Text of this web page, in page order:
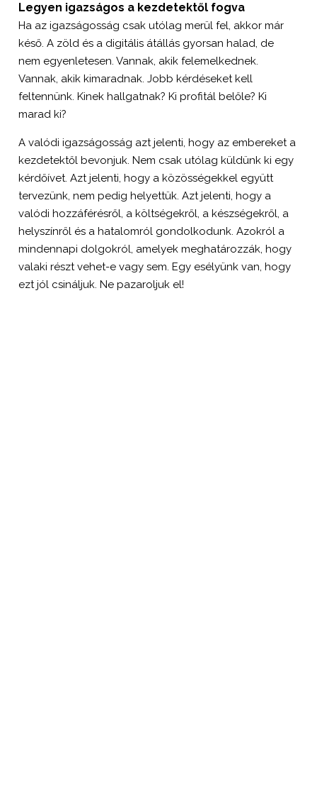
Legyen igazságos a kezdetektől fogva
Ha az igazságosság csak utólag merül fel, akkor már
késő. A zöld és a digitális átállás gyorsan halad, de
nem egyenletesen. Vannak, akik felemelkednek.
Vannak, akik kimaradnak. Jobb kérdéseket kell
feltennünk. Kinek hallgatnak? Ki profitál belőle? Ki
marad ki?
A valódi igazságosság azt jelenti, hogy az embereket a
kezdetektől bevonjuk. Nem csak utólag küldünk ki egy
kérdőívet. Azt jelenti, hogy a közösségekkel együtt
tervezünk, nem pedig helyettük. Azt jelenti, hogy a
valódi hozzáférésről, a költségekről, a készségekről, a
helyszínről és a hatalomról gondolkodunk. Azokról a
mindennapi dolgokról, amelyek meghatározzák, hogy
valaki részt vehet-e vagy sem. Egy esélyünk van, hogy
ezt jól csináljuk. Ne pazaroljuk el!